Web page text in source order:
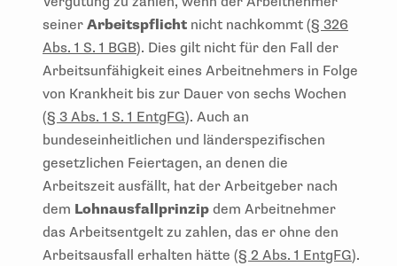
seiner Arbeitspflicht nicht nachkommt (§ 326
Abs. 1 S. 1 BGB). Dies gilt nicht für den Fall der
Arbeitsunfähigkeit eines Arbeitnehmers in Folge
von Krankheit bis zur Dauer von sechs Wochen
(§ 3 Abs. 1 S. 1 EntgFG). Auch an
bundeseinheitlichen und länderspezifischen
gesetzlichen Feiertagen, an denen die
Arbeitszeit ausfällt, hat der Arbeitgeber nach
dem Lohnausfallprinzip dem Arbeitnehmer
das Arbeitsentgelt zu zahlen, das er ohne den
Arbeitsausfall erhalten hätte (§ 2 Abs. 1 EntgFG).